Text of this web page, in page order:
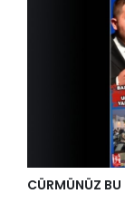
CÜRMÜNÜZ